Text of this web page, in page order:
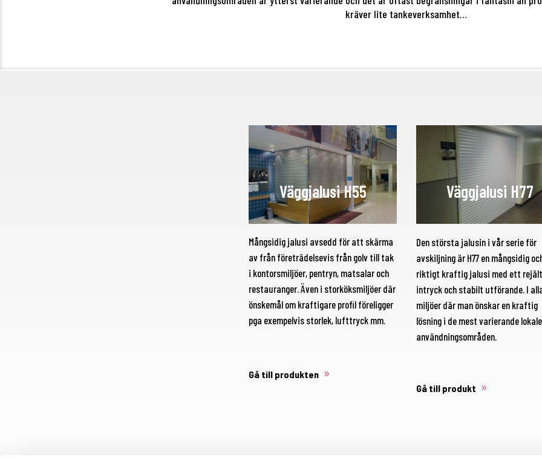
kräver lite tankeverksamhet…
Väggjalusi H55
Mångsidig jalusi avsedd för att skärma
av från företrädelsevis från golv till tak
i kontorsmiljöer, pentryn, matsalar och
restauranger. Även i storköksmiljöer där
önskemål om kraftigare profil föreligger
pga exempelvis storlek, lufttryck mm.
Gå till produkten
Väggjalusi H77
Den största jalusin i vår serie för
avskiljning är H77 en mångsidig
riktigt kraftig jalusi med ett rejält
intryck och stabilt utförande. I
miljöer där man önskar en kraftig
lösning i de mest varierande
användningsområden.
Gå till produkt